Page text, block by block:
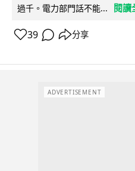
過千。電力部門話不能...
閱讀
39 分享
ADVERTISEMENT